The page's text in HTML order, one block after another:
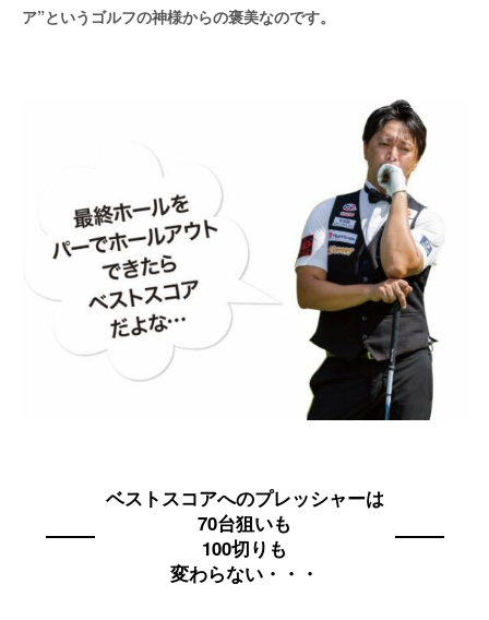
ア”というゴルフの神様からの褒美なのです。
ベストスコアへのプレッシャーは
70台狙いも
100切りも
変わらない・・・